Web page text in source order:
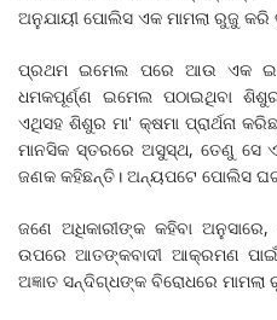
ଅନୁଯାୟୀ ପୋଲିସ ଏକ ମାମଲା ରୁଜୁ କରି
ପ୍ରଥମ ଇମେଲ ପରେ ଆଉ ଏକ
ଧମକପୂର୍ଣ୍ଣ ଇମେଲ ପଠାଇଥିବା
ଏଥିସହ ଶିଶୁର ମା' କ୍ଷମା ପ୍ରାର୍ଥନା
ମାନସିକ ସ୍ତରରେ ଅସୁସ୍ଥ, ତେଣୁ ସେ
ଜଣକ କହିଛନ୍ତି। ଅନ୍ୟପଟେ ପୋଲିସ
ଜଣେ ଅଧିକାରୀଙ୍କ କହିବା
ଉପରେ ଆତଙ୍କବାଦୀ ଆକ୍ରମଣ
ଅଜ୍ଞାତ ସନ୍ଦିଗ୍ଧଙ୍କ ବିରୋଧରେ